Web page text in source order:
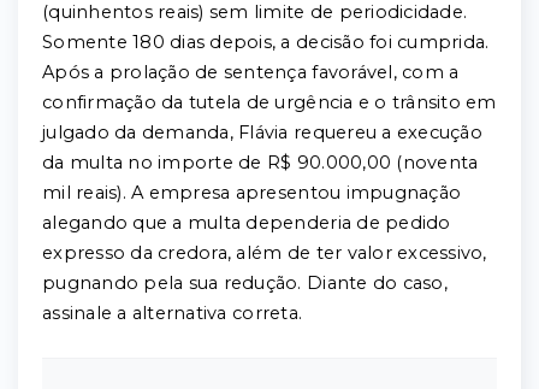
(quinhentos reais) sem limite de periodicidade.
Somente 180 dias depois, a decisão foi cumprida.
Após a prolação de sentença favorável, com a
confirmação da tutela de urgência e o trânsito em
julgado da demanda, Flávia requereu a execução
da multa no importe de R$ 90.000,00 (noventa
mil reais). A empresa apresentou impugnação
alegando que a multa dependeria de pedido
expresso da credora, além de ter valor excessivo,
pugnando pela sua redução. Diante do caso,
assinale a alternativa correta.